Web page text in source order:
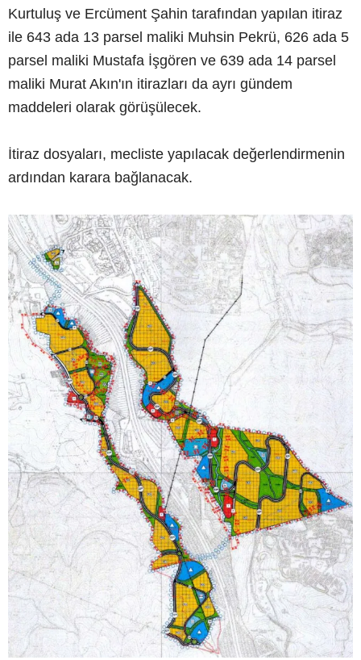
Kurtuluş ve Ercüment Şahin tarafından yapılan itiraz
ile 643 ada 13 parsel maliki Muhsin Pekrü, 626 ada 5
parsel maliki Mustafa İşgören ve 639 ada 14 parsel
maliki Murat Akın'ın itirazları da ayrı gündem
maddeleri olarak görüşülecek.
İtiraz dosyaları, mecliste yapılacak değerlendirmenin
ardından karara bağlanacak.